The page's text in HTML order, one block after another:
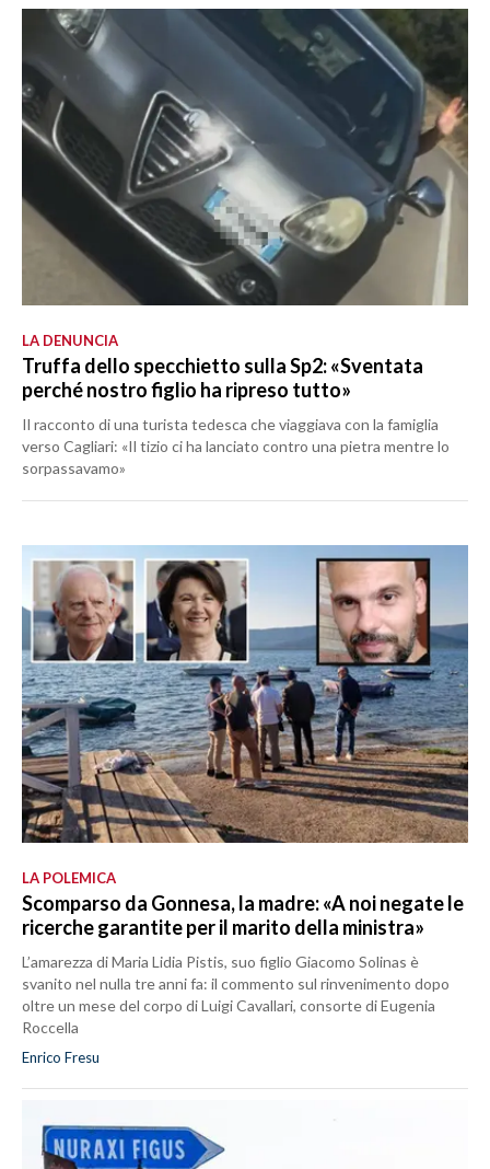
LA DENUNCIA
Truffa dello specchietto sulla Sp2: «Sventata
perché nostro figlio ha ripreso tutto»
Il racconto di una turista tedesca che viaggiava con la famiglia
verso Cagliari: «Il tizio ci ha lanciato contro una pietra mentre lo
sorpassavamo»
LA POLEMICA
Scomparso da Gonnesa, la madre: «A noi negate le
ricerche garantite per il marito della ministra»
L’amarezza di Maria Lidia Pistis, suo figlio Giacomo Solinas è
svanito nel nulla tre anni fa: il commento sul rinvenimento dopo
oltre un mese del corpo di Luigi Cavallari, consorte di Eugenia
Roccella
Enrico Fresu